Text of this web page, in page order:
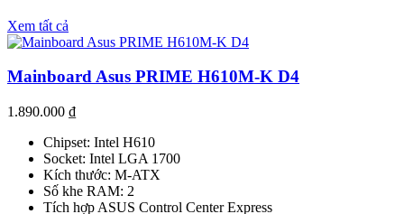
Xem tất cả
Mainboard Asus PRIME H610M-K D4
1.890.000 ₫
Chipset: Intel H610
Socket: Intel LGA 1700
Kích thước: M-ATX
Số khe RAM: 2
Tích hợp ASUS Control Center Express